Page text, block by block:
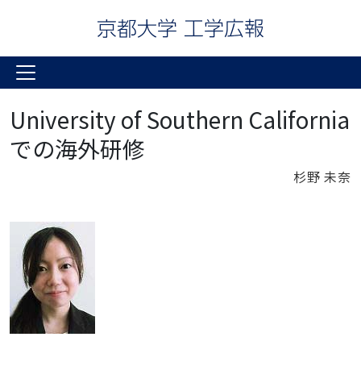
University of Southern California
での海外研修
杉野 未奈